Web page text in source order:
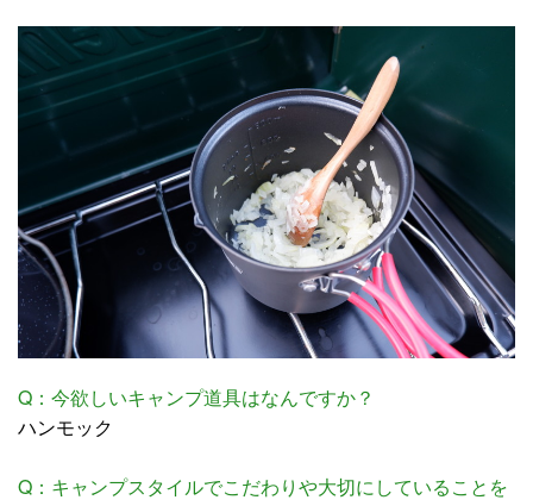
Q：今欲しいキャンプ道具はなんですか？
ハンモック
Q：キャンプスタイルでこだわりや大切にしていることを